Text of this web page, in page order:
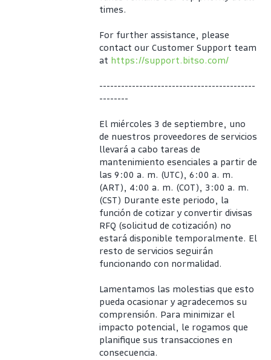
times.
For further assistance, please
contact our Customer Support team
at https://support.bitso.com/
-------------------------------------------
--------
El miércoles 3 de septiembre, uno
de nuestros proveedores de servicios
llevará a cabo tareas de
mantenimiento esenciales a partir de
las 9:00 a. m. (UTC), 6:00 a. m.
(ART), 4:00 a. m. (COT), 3:00 a. m.
(CST) Durante este periodo, la
función de cotizar y convertir divisas
RFQ (solicitud de cotización) no
estará disponible temporalmente. El
resto de servicios seguirán
funcionando con normalidad.
Lamentamos las molestias que esto
pueda ocasionar y agradecemos su
comprensión. Para minimizar el
impacto potencial, le rogamos que
planifique sus transacciones en
consecuencia.